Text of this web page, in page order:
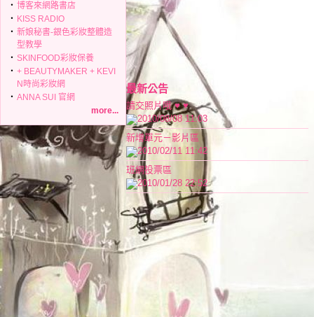
‧ 博客來網路書店
‧ KISS RADIO
‧ 新娘秘書-銀色彩妝整體造
型教學
‧ SKINFOOD彩妝保養
‧ + BEAUTYMAKER + KEVI
N時尚彩妝網
‧ ANNA SUI 官網
more...
最新公告
請交照片哦 ♥ ♥
2010/08/08 11:03
新增單元－影片區
2010/02/11 11:42
班網投票區
2010/01/28 22:52